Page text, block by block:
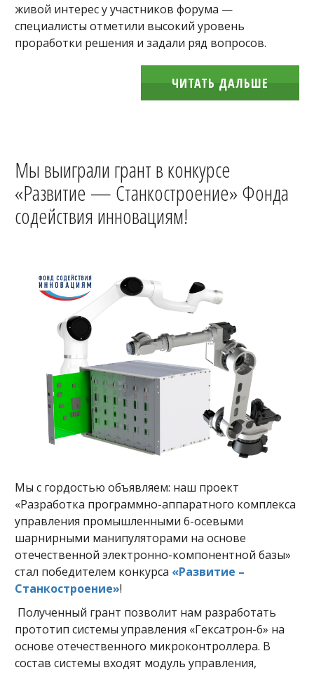
живой интерес у участников форума —
специалисты отметили высокий уровень
проработки решения и задали ряд вопросов.
ЧИТАТЬ ДАЛЬШЕ
Мы выиграли грант в конкурсе
«Развитие — Станкостроение» Фонда
содействия инновациям!
Мы с гордостью объявляем: наш проект
«Разработка программно-аппаратного комплекса
управления промышленными 6-осевыми
шарнирными манипуляторами на основе
отечественной электронно-компонентной базы»
стал победителем конкурса «Развитие –
Станкостроение»!
Полученный грант позволит нам разработать
прототип системы управления «Гексатрон-6» на
основе отечественного микроконтроллера. В
состав системы входят модуль управления,